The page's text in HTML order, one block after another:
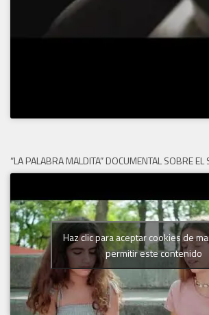
“LA PALABRA MALDITA” DOCUMENTAL SOBRE
Haz clic para aceptar cookies de
permitir este contenido